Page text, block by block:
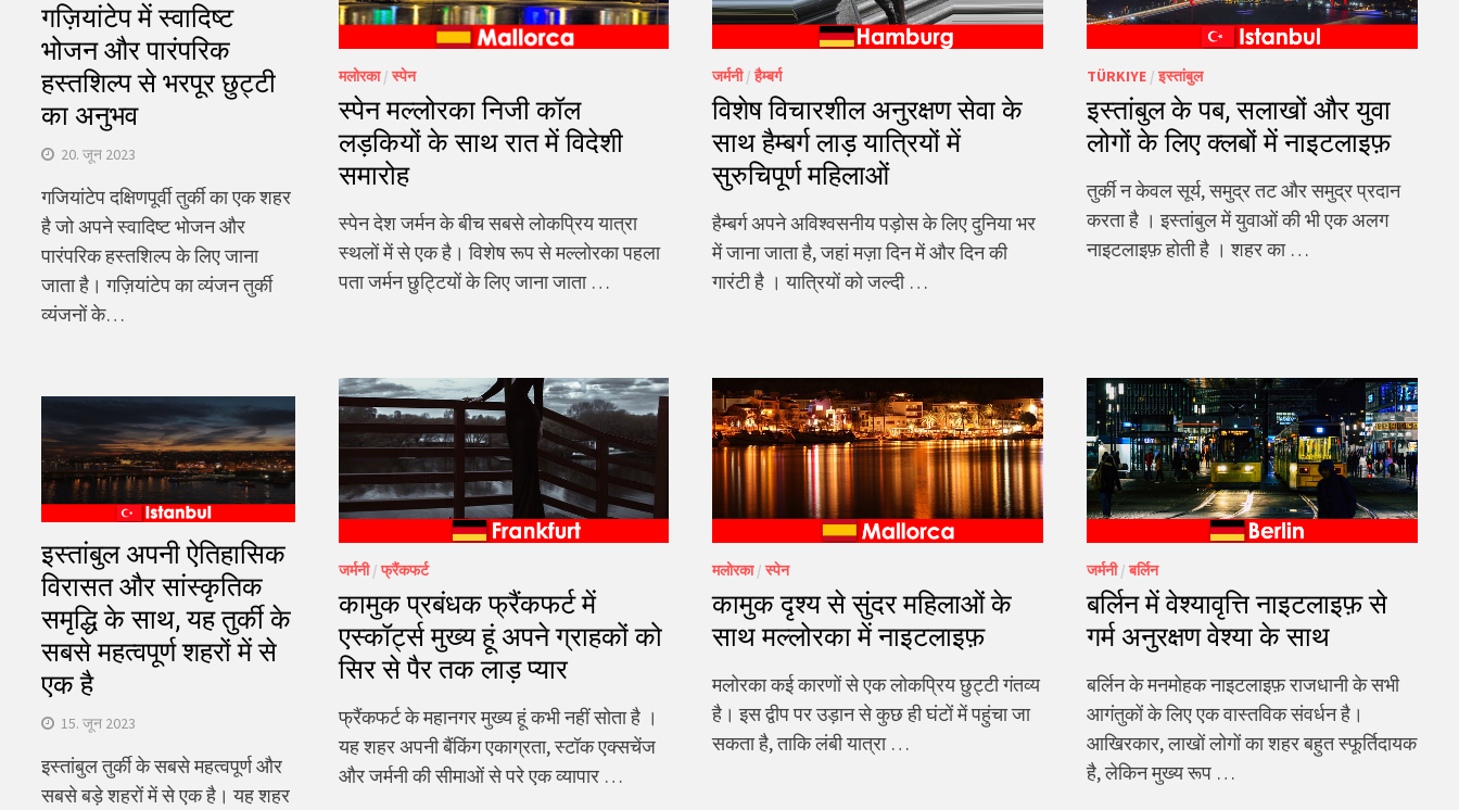
मलोरका/स्पेन
स्पेन मल्लोरका निजी कॉल
लड़कियों के साथ रात में विदेशी
समारोह
स्पेन देश जर्मन के बीच सबसे लोकप्रिय यात्रा
स्थलों में से एक है। विशेष रूप से मल्लोरका पहला
पता जर्मन छुट्टियों के लिए जाना जाता …
जर्मनी/हैम्बर्ग
विशेष विचारशील अनुरक्षण सेवा के
साथ हैम्बर्ग लाड़ यात्रियों में
सुरुचिपूर्ण महिलाओं
हैम्बर्ग अपने अविश्वसनीय पड़ोस के लिए दुनिया भर
में जाना जाता है, जहां मज़ा दिन में और दिन की
गारंटी है । यात्रियों को जल्दी …
TÜRKIYE /इस्तांबुल
इस्तांबुल के पब, सलाखों और युवा
लोगों के लिए क्लबों में नाइटलाइफ़
तुर्की न केवल सूर्य, समुद्र तट और समुद्र प्रदान
करता है । इस्तांबुल में युवाओं की भी एक अलग
नाइटलाइफ़ होती है । शहर का …
जर्मनी/फ्रैंकफर्ट
कामुक प्रबंधक फ्रैंकफर्ट में
एस्कॉर्ट्स मुख्य हूं अपने ग्राहकों को
सिर से पैर तक लाड़ प्यार
फ्रैंकफर्ट के महानगर मुख्य हूं कभी नहीं सोता है ।
यह शहर अपनी बैंकिंग एकाग्रता, स्टॉक एक्सचेंज
और जर्मनी की सीमाओं से परे एक व्यापार …
मलोरका/स्पेन
कामुक दृश्य से सुंदर महिलाओं के
साथ मल्लोरका में नाइटलाइफ़
मलोरका कई कारणों से एक लोकप्रिय छुट्टी गंतव्य
है। इस द्वीप पर उड़ान से कुछ ही घंटों में पहुंचा जा
सकता है, ताकि लंबी यात्रा …
जर्मनी/बर्लिन
बर्लिन में वेश्यावृत्ति नाइटलाइफ़ से
गर्म अनुरक्षण वेश्या के साथ
बर्लिन के मनमोहक नाइटलाइफ़ राजधानी के सभी
आगंतुकों के लिए एक वास्तविक संवर्धन है।
आखिरकार, लाखों लोगों का शहर बहुत स्फूर्तिदायक
है, लेकिन मुख्य रूप …
गज़ियांटेप में स्वादिष्ट
भोजन और पारंपरिक
हस्तशिल्प से भरपूर छुट्टी
का अनुभव
20. जून 2023
गजियांटेप दक्षिणपूर्वी तुर्की का एक शहर
है जो अपने स्वादिष्ट भोजन और
पारंपरिक हस्तशिल्प के लिए जाना
जाता है। गज़ियांटेप का व्यंजन तुर्की
व्यंजनों के…
इस्तांबुल अपनी ऐतिहासिक
विरासत और सांस्कृतिक
समृद्धि के साथ, यह तुर्की के
सबसे महत्वपूर्ण शहरों में से
एक है
15. जून 2023
इस्तांबुल तुर्की के सबसे महत्वपूर्ण और
सबसे बड़े शहरों में से एक है। यह शहर